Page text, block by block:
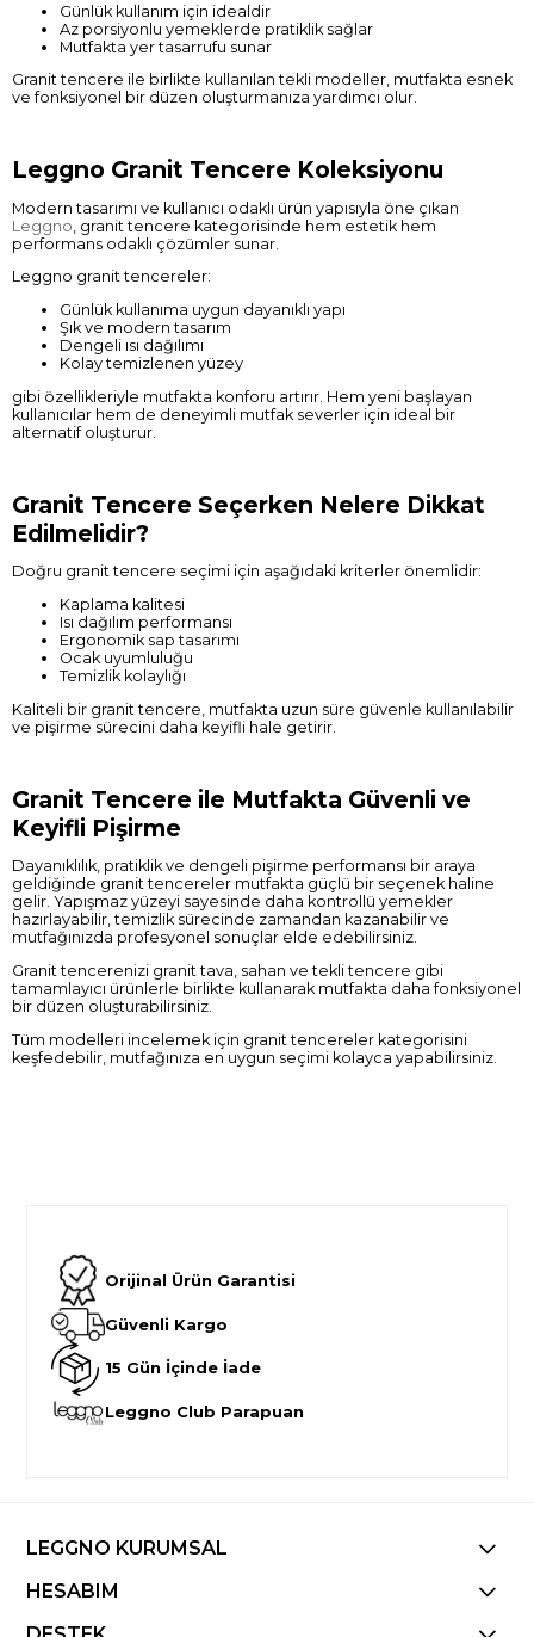
Günlük kullanım için idealdir
Az porsiyonlu yemeklerde pratiklik sağlar
Mutfakta yer tasarrufu sunar
Granit tencere ile birlikte kullanılan tekli modeller, mutfakta esnek
ve fonksiyonel bir düzen oluşturmanıza yardımcı olur.
Leggno Granit Tencere Koleksiyonu
Modern tasarımı ve kullanıcı odaklı ürün yapısıyla öne çıkan
Leggno , granit tencere kategorisinde hem estetik hem
performans odaklı çözümler sunar.
Leggno granit tencereler:
Günlük kullanıma uygun dayanıklı yapı
Şık ve modern tasarım
Dengeli ısı dağılımı
Kolay temizlenen yüzey
gibi özellikleriyle mutfakta konforu artırır. Hem yeni başlayan
kullanıcılar hem de deneyimli mutfak severler için ideal bir
alternatif oluşturur.
Granit Tencere Seçerken Nelere Dikkat
Edilmelidir?
Doğru granit tencere seçimi için aşağıdaki kriterler önemlidir:
Kaplama kalitesi
Isı dağılım performansı
Ergonomik sap tasarımı
Ocak uyumluluğu
Temizlik kolaylığı
Kaliteli bir granit tencere, mutfakta uzun süre güvenle kullanılabilir
ve pişirme sürecini daha keyifli hale getirir.
Granit Tencere ile Mutfakta Güvenli ve
Keyifli Pişirme
Dayanıklılık, pratiklik ve dengeli pişirme performansı bir araya
geldiğinde granit tencereler mutfakta güçlü bir seçenek haline
gelir. Yapışmaz yüzeyi sayesinde daha kontrollü yemekler
hazırlayabilir, temizlik sürecinde zamandan kazanabilir ve
mutfağınızda profesyonel sonuçlar elde edebilirsiniz.
Granit tencerenizi granit tava, sahan ve tekli tencere gibi
tamamlayıcı ürünlerle birlikte kullanarak mutfakta daha fonksiyonel
bir düzen oluşturabilirsiniz.
Tüm modelleri incelemek için granit tencereler kategorisini
keşfedebilir, mutfağınıza en uygun seçimi kolayca yapabilirsiniz.
Orijinal Ürün Garantisi
Güvenli Kargo
15 Gün İçinde İade
Leggno Club Parapuan
LEGGNO KURUMSAL
HESABIM